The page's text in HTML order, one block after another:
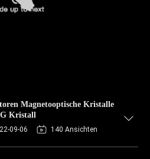
Magnetooptische Kristalle
Kristall
09-06 140 Ansichten